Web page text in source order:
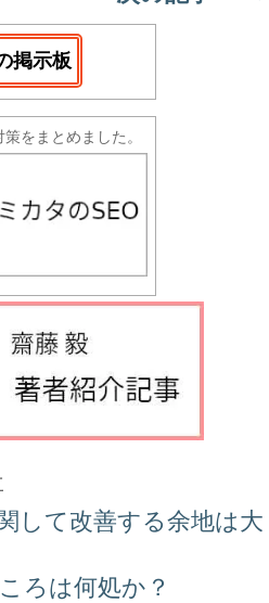
掲示板
をまとめました。
して改善する余地は大
ろは何処か？